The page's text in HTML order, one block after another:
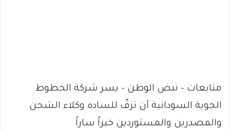
متابعات – نبض الوطن – يسر شركة الخطوط
الجوية السودانية أن تزفّ للساده وكلاء الشحن
والمصدرين والمستوردين خبراً ساراً